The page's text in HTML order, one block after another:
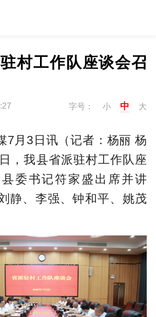
村工作队座谈会召
字号： 小 中 大
7月3日讯（记者：杨丽 杨
，我县省派驻村工作队座
委书记符家盛出席并讲
静、李强、钟和平、姚茂